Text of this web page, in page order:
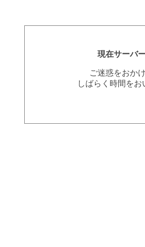
現在サーバ
ご迷惑をおか
しばらく時間を